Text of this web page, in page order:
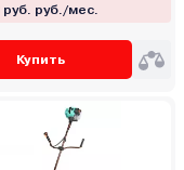
руб. руб./мес.
Купить